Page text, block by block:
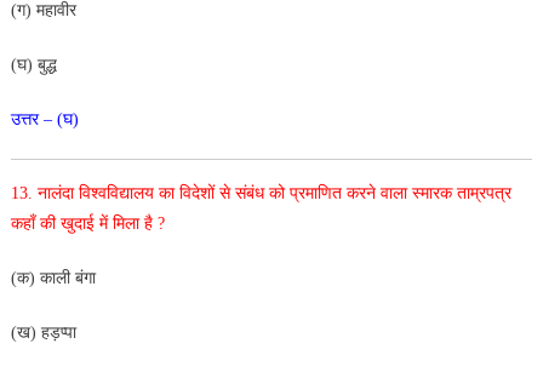
(ग) महावीर
(घ) बुद्ध
उत्तर – (घ)
13. नालंदा विश्वविद्यालय का विदेशों से संबंध को प्रमाणित करने वाला स्मारक ताम्रपत्र
कहाँ की खुदाई में मिला है ?
(क) काली बंगा
(ख) हड़प्पा